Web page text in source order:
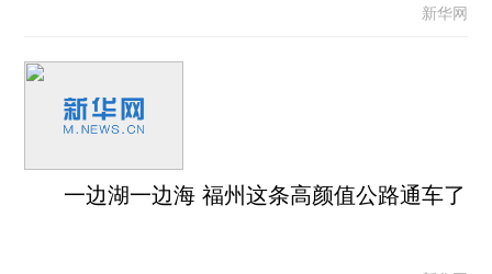
新华网
一边湖一边海 福州这条高颜值公路通车了